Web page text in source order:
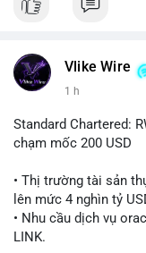
tăng gần 3% khi
lớn khác. Đáng chú ý,
triệu USD thanh lý
- DeFi & Công nghệ:
sẽ bùng nổ lên 4
hoàn tất thương vụ
tỷ USD, đánh dấu
- Quy định & Pháp lý:
Vlike Wire
1 h
Standard Chartered:
chạm mốc 200 USD
• Thị trường tài sản
lên mức 4 nghìn tỷ
• Nhu cầu dịch vụ
LINK.